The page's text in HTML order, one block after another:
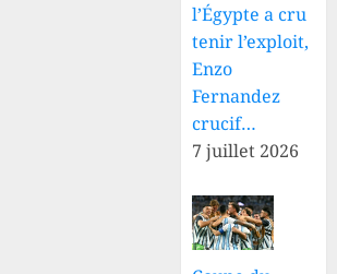
l’Égypte a cru
tenir l’exploit,
Enzo
Fernandez
crucif…
7 juillet 2026